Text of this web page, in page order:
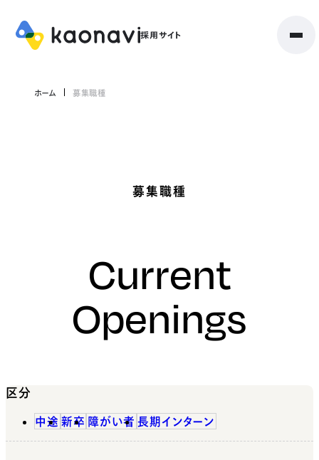
ホーム 募集職種
募集職種
Current
Openings
区分
中途 新卒 障がい者 長期インターン